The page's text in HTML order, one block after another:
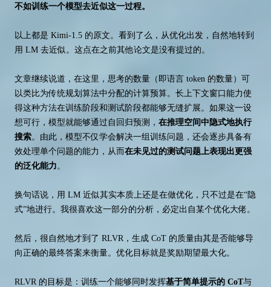
不如训练一个模型去近似这一过程。
以上都是 Kimi-1.5 的原文。看到了么，从优化出发，自然地转到
用 LM 去近似。这点在之前其他论文是没有提过的。
文章继续说道，在这里，思考的数量（即语言 token 的数量）可
以类比为传统规划算法中分配的计算预算。长上下文窗口能力使
得这种方法在训练阶段和测试阶段都能够无缝扩展。如果这一设
想可行，模型就能够通过自回归预测， 在推理空间中隐式地执行
搜索。由此，模型不仅学会解决一组训练问题，还会逐步具备有
效处理单个问题的能力，从而在未见过的测试问题上表现出更强
的泛化能力 。
换句话说，用 LM 近似其实本质上还是在做优化，只不过是在“隐
式”地进行。我很喜欢这一部分的分析，必定出自某个优化大佬。
然后，很自然地才到了 RLVR，生成 CoT 的质量由其是否能够导
向正确的最终答案来衡量。优化目标就是奖励期望最大化。
RLVR 的目标是：训练一个能够同时发挥基于简单提示的 CoT与